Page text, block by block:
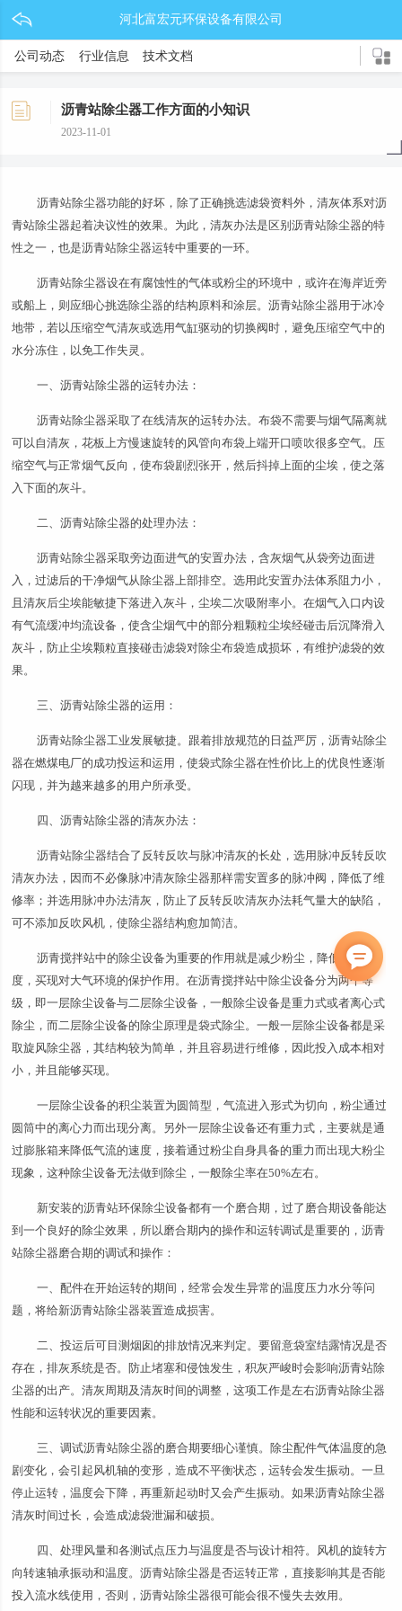
河北富宏元环保设备有限公司
公司动态 行业信息 技术文档
沥青站除尘器工作方面的小知识
2023-11-01
沥青站除尘器功能的好坏，除了正确挑选滤袋资料外，清灰体系对沥
青站除尘器起着决议性的效果。为此，清灰办法是区别沥青站除尘器的特
性之一，也是沥青站除尘器运转中重要的一环。
沥青站除尘器设在有腐蚀性的气体或粉尘的环境中，或许在海岸近旁
或船上，则应细心挑选除尘器的结构原料和涂层。沥青站除尘器用于冰冷
地带，若以压缩空气清灰或选用气缸驱动的切换阀时，避免压缩空气中的
水分冻住，以免工作失灵。
一、沥青站除尘器的运转办法：
沥青站除尘器采取了在线清灰的运转办法。布袋不需要与烟气隔离就
可以自清灰，花板上方慢速旋转的风管向布袋上端开口喷吹很多空气。压
缩空气与正常烟气反向，使布袋剧烈张开，然后抖掉上面的尘埃，使之落
入下面的灰斗。
二、沥青站除尘器的处理办法：
沥青站除尘器采取旁边面进气的安置办法，含灰烟气从袋旁边面进
入，过滤后的干净烟气从除尘器上部排空。选用此安置办法体系阻力小，
且清灰后尘埃能敏捷下落进入灰斗，尘埃二次吸附率小。在烟气入口内设
有气流缓冲均流设备，使含尘烟气中的部分粗颗粒尘埃经碰击后沉降滑入
灰斗，防止尘埃颗粒直接碰击滤袋对除尘布袋造成损坏，有维护滤袋的效
果。
三、沥青站除尘器的运用：
沥青站除尘器工业发展敏捷。跟着排放规范的日益严厉，沥青站除尘
器在燃煤电厂的成功投运和运用，使袋式除尘器在性价比上的优良性逐渐
闪现，并为越来越多的用户所承受。
四、沥青站除尘器的清灰办法：
沥青站除尘器结合了反转反吹与脉冲清灰的长处，选用脉冲反转反吹
清灰办法，因而不必像脉冲清灰除尘器那样需安置多的脉冲阀，降低了维
修率；并选用脉冲办法清灰，防止了反转反吹清灰办法耗气量大的缺陷，
可不添加反吹风机，使除尘器结构愈加简洁。
沥青搅拌站中的除尘设备为重要的作用就是减少粉尘，降低粉尘浓
度，买现对大气环境的保护作用。在沥青搅拌站中除尘设备分为两个等
级，即一层除尘设备与二层除尘设备，一般除尘设备是重力式或者离心式
除尘，而二层除尘设备的除尘原理是袋式除尘。一般一层除尘设备都是采
取旋风除尘器，其结构较为简单，并且容易进行维修，因此投入成本相对
小，并且能够买现。
一层除尘设备的积尘装置为圆筒型，气流进入形式为切向，粉尘通过
圆筒中的离心力而出现分离。另外一层除尘设备还有重力式，主要就是通
过膨胀箱来降低气流的速度，接着通过粉尘自身具备的重力而出现大粉尘
现象，这种除尘设备无法做到除尘，一般除尘率在50%左右。
新安装的沥青站环保除尘设备都有一个磨合期，过了磨合期设备能达
到一个良好的除尘效果，所以磨合期内的操作和运转调试是重要的，沥青
站除尘器磨合期的调试和操作：
一、配件在开始运转的期间，经常会发生异常的温度压力水分等问
题，将给新沥青站除尘器装置造成损害。
二、投运后可目测烟囱的排放情况来判定。要留意袋室结露情况是否
存在，排灰系统是否。防止堵塞和侵蚀发生，积灰严峻时会影响沥青站除
尘器的出产。清灰周期及清灰时间的调整，这项工作是左右沥青站除尘器
性能和运转状况的重要因素。
三、调试沥青站除尘器的磨合期要细心谨慎。除尘配件气体温度的急
剧变化，会引起风机轴的变形，造成不平衡状态，运转会发生振动。一旦
停止运转，温度会下降，再重新起动时又会产生振动。如果沥青站除尘器
清灰时间过长，会造成滤袋泄漏和破损。
四、处理风量和各测试点压力与温度是否与设计相符。风机的旋转方
向转速轴承振动和温度。沥青站除尘器是否运转正常，直接影响其是否能
投入流水线使用，否则，沥青站除尘器很可能会很不慢失去效用。